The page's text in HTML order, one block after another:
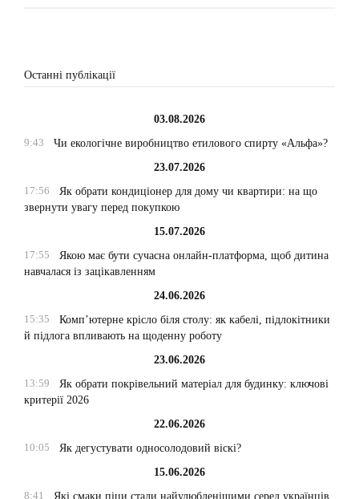
Останні публікації
03.08.2026
9:43
Чи екологічне виробництво етилового спирту «Альфа»?
23.07.2026
17:56
Як обрати кондиціонер для дому чи квартири: на що
звернути увагу перед покупкою
15.07.2026
17:55
Якою має бути сучасна онлайн-платформа, щоб дитина
навчалася із зацікавленням
24.06.2026
15:35
Комп’ютерне крісло біля столу: як кабелі, підлокітники
й підлога впливають на щоденну роботу
23.06.2026
13:59
Як обрати покрівельний матеріал для будинку: ключові
критерії 2026
22.06.2026
10:05
Як дегустувати односолодовий віскі?
15.06.2026
8:41
Які смаки піци стали найулюбленішими серед українців